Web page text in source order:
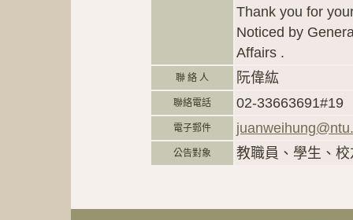
Thank you for
Noticed by
Affairs .
聯 絡 人 阮偉紘
聯絡電話 02-33663691#19
電子郵件
公告對象 教職員、學生、